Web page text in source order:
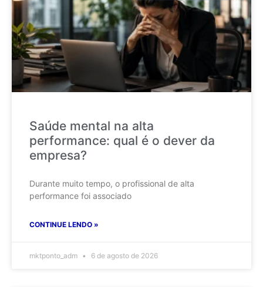
Saúde mental na alta
performance: qual é o dever da
empresa?
Durante muito tempo, o profissional de alta
performance foi associado
CONTINUE LENDO »
mktponto_adm 6 de agosto de 2026